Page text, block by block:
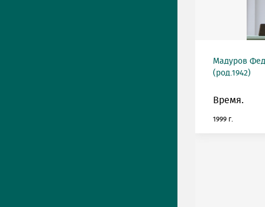
Мадуров
(род.1942)
Время.
1999 г.